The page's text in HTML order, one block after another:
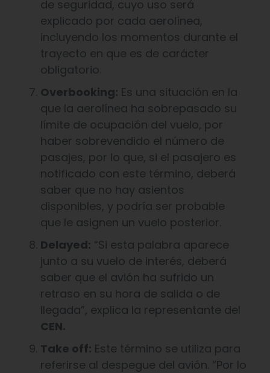
de seguridad, cuyo uso será
explicado por cada aerolínea,
incluyendo los momentos durante el
trayecto en que es de carácter
obligatorio.
Overbooking: Es una situación en la
que la aerolínea ha sobrepasado su
límite de ocupación del vuelo, por
haber sobrevendido el número de
pasajes, por lo que, si el pasajero es
notificado con este término, deberá
saber que no hay asientos
disponibles, y podría ser probable
que le asignen un vuelo posterior.
Delayed: “Si esta palabra aparece
junto a su vuelo de interés, deberá
saber que el avión ha sufrido un
retraso en su hora de salida o de
llegada”, explica la representante del
CEN.
Take off: Este término se utiliza para
referirse al despegue del avión. “Por lo